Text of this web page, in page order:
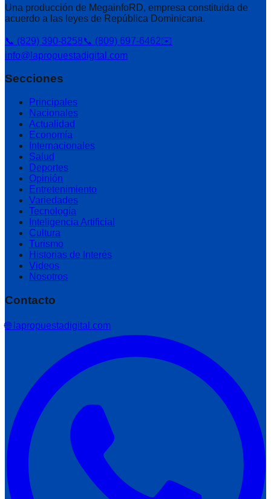
Una producción de MegainfoRD, empresa constituida de
acuerdo a las leyes de República Dominicana.
📞 (829) 390-8258📞 (809) 697-6462✉️
info@lapropuestadigital.com
Secciones
Principales
Nacionales
Actualidad
Economía
Internacionales
Salud
Deportes
Opinión
Entretenimiento
Variedades
Tecnología
Inteligencia Artificial
Cultura
Turismo
Historias de Interés
Videos
Nosotros
Contacto
🌐 lapropuestadigital.com